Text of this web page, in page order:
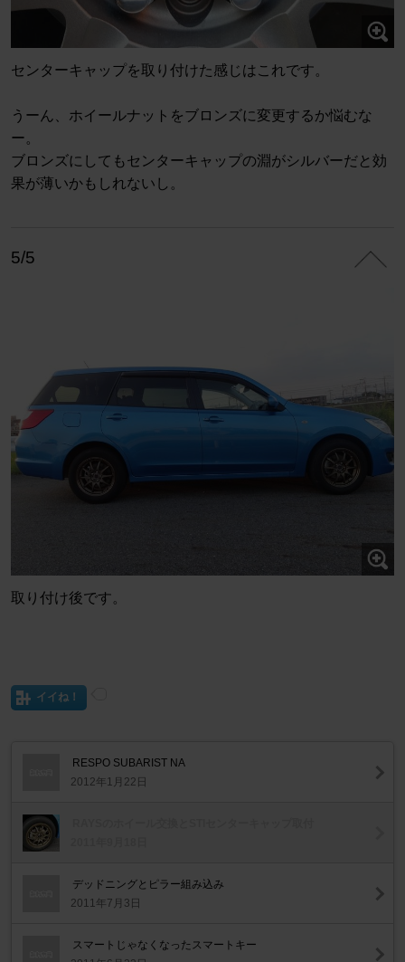
センターキャップを取り付けた感じはこれです。
うーん、ホイールナットをブロンズに変更するか悩むな
ー。
ブロンズにしてもセンターキャップの淵がシルバーだと効
果が薄いかもしれないし。
5/5
取り付け後です。
イイね！
RESPO SUBARIST NA
2012年1月22日
デッドニングとピラー組み込み
2011年7月3日
スマートじゃなくなったスマートキー